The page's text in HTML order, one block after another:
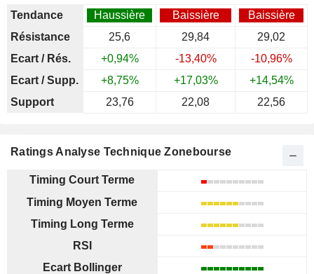
Tendance
Haussière Baissière
Baissière
Résistance
25,6 29,84
29,02
Ecart / Rés.
+0,94% -13,40%
-10,96%
Ecart / Supp.
+8,75% +17,03%
+14,54%
Support
23,76 22,08 22,56
Ratings Analyse Technique Zonebourse
Timing Court Terme
Timing Moyen Terme
Timing Long Terme
RSI
Ecart Bollinger